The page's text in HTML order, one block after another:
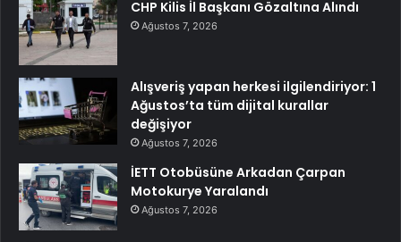
CHP Kilis İl Başkanı Gözaltına Alındı
Ağustos 7, 2026
Alışveriş yapan herkesi ilgilendiriyor: 1
Ağustos’ta tüm dijital kurallar
değişiyor
Ağustos 7, 2026
İETT Otobüsüne Arkadan Çarpan
Motokurye Yaralandı
Ağustos 7, 2026